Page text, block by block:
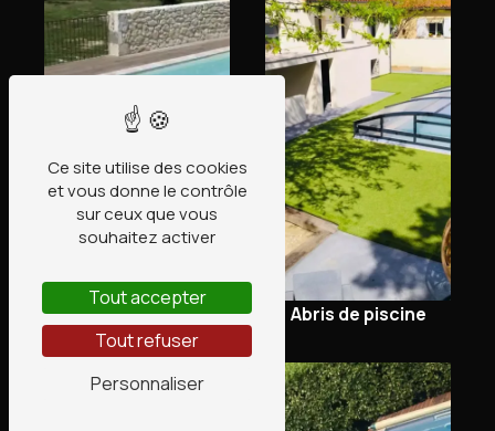
Sécurité piscine Abris de piscine
Ce site utilise des cookies
et vous donne le contrôle
sur ceux que vous
souhaitez activer
Tout accepter
Tout refuser
Personnaliser